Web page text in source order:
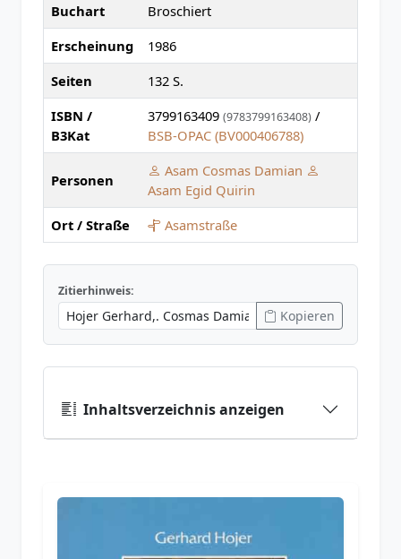
Buchart
Broschiert
Erscheinung
1986
Seiten
132 S.
ISBN /
B3Kat
3799163409 (9783799163408) /
BSB-OPAC (BV000406788)
Personen
Asam Cosmas Damian
Asam Egid Quirin
Ort / Straße
Asamstraße
Zitierhinweis:
Kopieren
Inhaltsverzeichnis anzeigen